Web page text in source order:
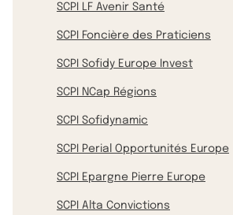
SCPI LF Avenir Santé
SCPI Foncière des Praticiens
SCPI Sofidy Europe Invest
SCPI NCap Régions
SCPI Sofidynamic
SCPI Perial Opportunités Europe
SCPI Epargne Pierre Europe
SCPI Alta Convictions